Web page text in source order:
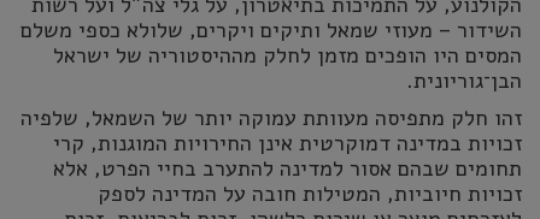
השידור – מעוזי שמאל ותיקים ויקרים, שלולא כספי משלם
המסים היו הופכים מזמן לחלק מההיסטוריה של ישראל
הבן־גוריונית.
זהו חלק מתפיסה מעוותת עמוקה יותר של השמאל, שלפיה
זכויות במדינה דמוקרטית אינן החירויות המוגנות, קרי
תחומים שבהם אסור למדינה להתערב בחיי הפרט, אלא
זכויות חיוביות, המטילות חובה על המדינה לספק